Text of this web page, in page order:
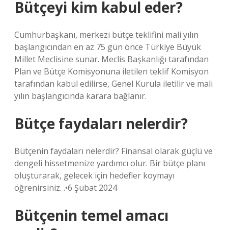
Bütçeyi kim kabul eder?
Cumhurbaşkanı, merkezi bütçe teklifini mali yılın
başlangıcından en az 75 gün önce Türkiye Büyük
Millet Meclisine sunar. Meclis Başkanlığı tarafından
Plan ve Bütçe Komisyonuna iletilen teklif Komisyon
tarafından kabul edilirse, Genel Kurula iletilir ve mali
yılın başlangıcında karara bağlanır.
Bütçe faydaları nelerdir?
Bütçenin faydaları nelerdir? Finansal olarak güçlü ve
dengeli hissetmenize yardımcı olur. Bir bütçe planı
oluşturarak, gelecek için hedefler koymayı
öğrenirsiniz. .•6 Şubat 2024
Bütçenin temel amacı